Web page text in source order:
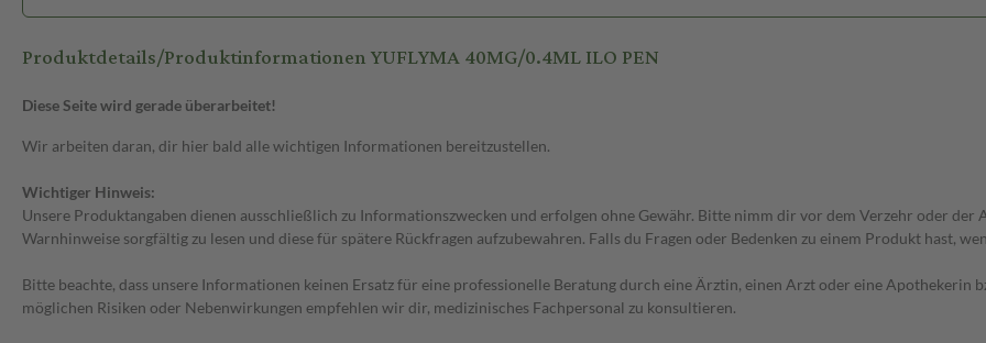
Produktdetails/Produktinformationen YUFLYMA 40MG/0.4ML ILO PEN
Diese Seite wird gerade überarbeitet!
Wir arbeiten daran, dir hier bald alle wichtigen Informationen bereitzustellen.
Wichtiger Hinweis:
Unsere Produktangaben dienen ausschließlich zu Informationszwecken und erfolgen ohne Gewähr. Bitte nimm dir vor dem Verzehr oder
Warnhinweise sorgfältig zu lesen und diese für spätere Rückfragen aufzubewahren. Falls du Fragen oder Bedenken zu einem Produkt hast,
Bitte beachte, dass unsere Informationen keinen Ersatz für eine professionelle Beratung durch eine Ärztin, einen Arzt oder eine Apothekerin
möglichen Risiken oder Nebenwirkungen empfehlen wir dir, medizinisches Fachpersonal zu konsultieren.